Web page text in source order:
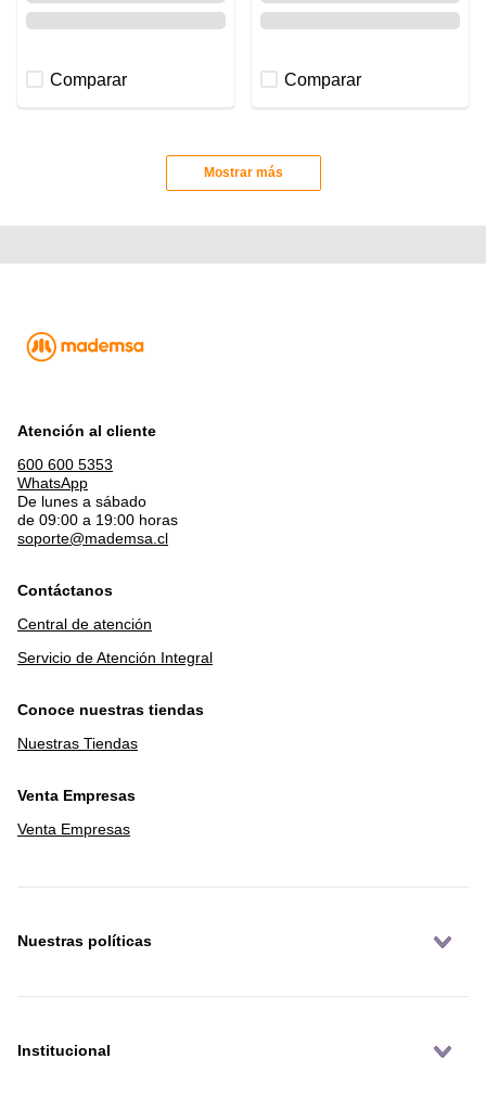
Comparar Comparar
Mostrar más
Atención al cliente
600 600 5353
WhatsApp
De lunes a sábado
de 09:00 a 19:00 horas
soporte@mademsa.cl
Contáctanos
Central de atención
Servicio de Atención Integral
Conoce nuestras tiendas
Nuestras Tiendas
Venta Empresas
Venta Empresas
Nuestras políticas
Institucional